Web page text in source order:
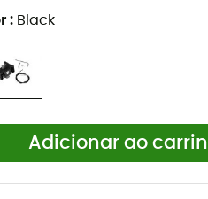
: Black
Adicionar ao